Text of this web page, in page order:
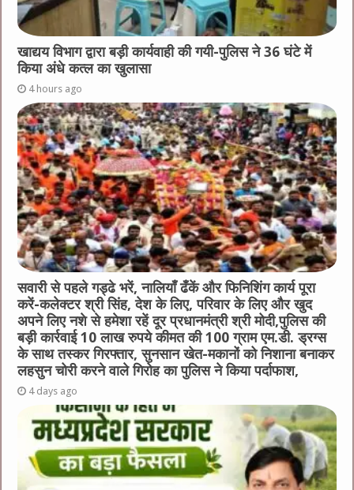
खाद्यय विभाग द्वारा बड़ी कार्यवाही की गयी-पुलिस ने 36 घंटे में
किया अंधे कत्ल का खुलासा
4 hours ago
सवारी से पहले गड्ढे भरें, नालियाँ ढँकें और फिनिशिंग कार्य पूरा
करें-कलेक्टर श्री सिंह, देश के लिए, परिवार के लिए और खुद
अपने लिए नशे से हमेशा रहें दूर प्रधानमंत्री श्री मोदी,पुलिस की
बड़ी कार्रवाई 10 लाख रुपये कीमत की 100 ग्राम एम.डी. ड्रग्स
के साथ तस्कर गिरफ्तार, सुनसान खेत-मकानों को निशाना बनाकर
लहसुन चोरी करने वाले गिरोह का पुलिस ने किया पर्दाफाश,
4 days ago